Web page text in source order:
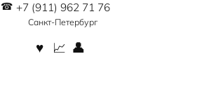
+7 (911) 962 71 76
Санкт-Петербург